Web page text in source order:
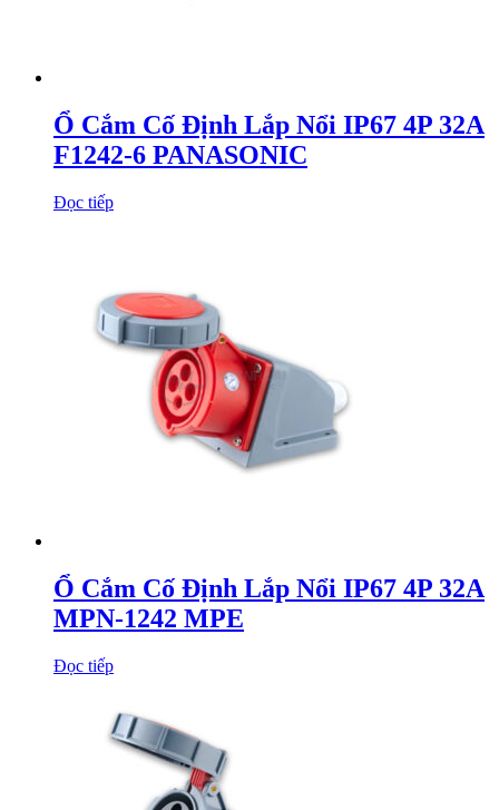
Ổ Cắm Cố Định Lắp Nổi IP67 4P 32A
F1242-6 PANASONIC
Đọc tiếp
Ổ Cắm Cố Định Lắp Nổi IP67 4P 32A
MPN-1242 MPE
Đọc tiếp